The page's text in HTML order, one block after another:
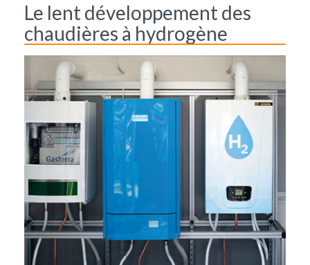
Le lent développement des
chaudières à hydrogène